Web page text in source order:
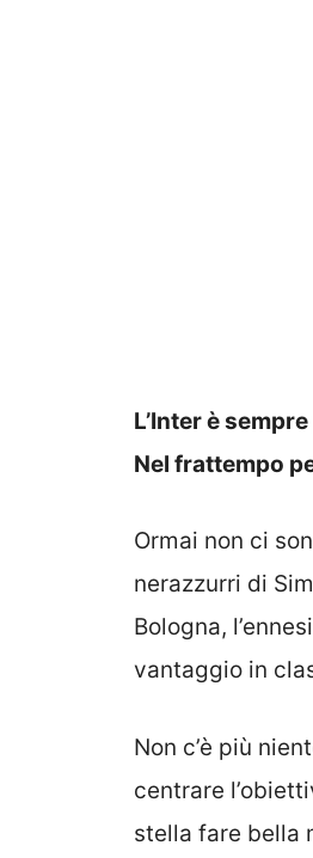
L’Inter è
Nel frattempo
Ormai non ci
nerazzurri di
Bologna,
vantaggio in
Non c’è più
centrare
stella fare bella